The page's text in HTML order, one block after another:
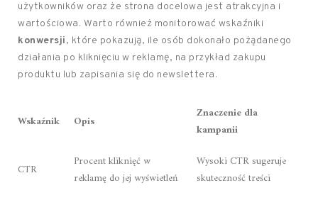
użytkowników oraz że strona docelowa jest atrakcyjna i
wartościowa. Warto również monitorować wskaźniki
konwersji, które pokazują, ile osób dokonało pożądanego
działania po kliknięciu w reklamę, na przykład zakupu
produktu lub zapisania się do newslettera.
Wskaźnik Opis
Znaczenie dla
kampanii
CTR
Procent kliknięć w
reklamę do jej wyświetleń
Wysoki CTR sugeruje
skuteczność treści